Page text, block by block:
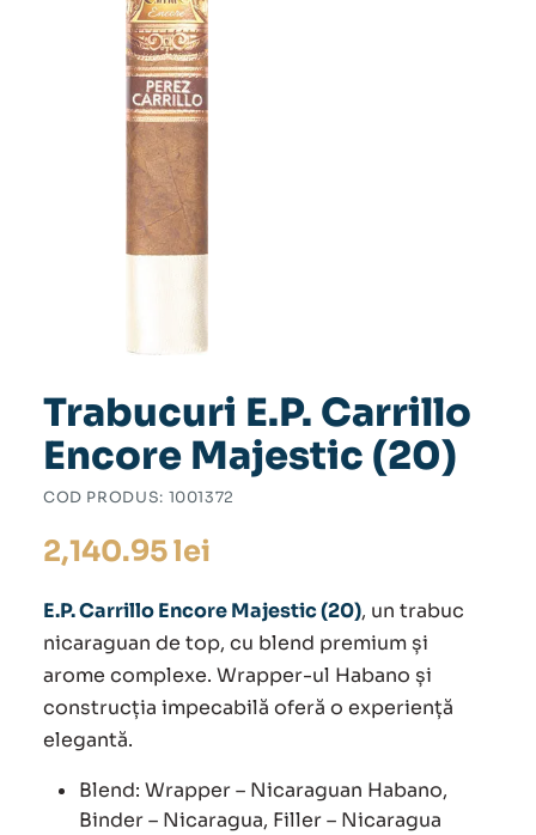
Trabucuri E.P. Carrillo
Encore Majestic (20)
COD PRODUS: 1001372
2,140.95lei
E.P. Carrillo Encore Majestic (20), un trabuc
nicaraguan de top, cu blend premium și
arome complexe. Wrapper-ul Habano și
construcția impecabilă oferă o experiență
elegantă.
Blend: Wrapper – Nicaraguan Habano,
Binder – Nicaragua, Filler – Nicaragua